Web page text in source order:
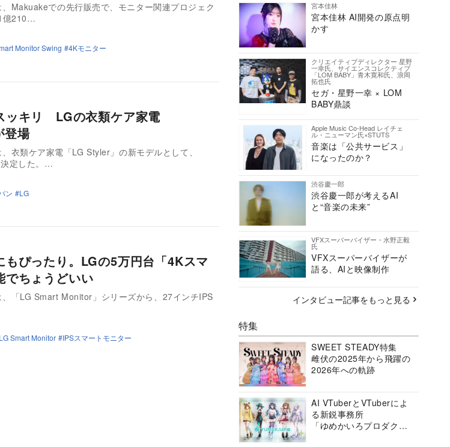
Makuakeでの先行販売で、モニター関連プロジェク
億210…
Monitor Swing 4Kモニター
ッキリ LGの衣類ケア家電
登場
衣類ケア家電「LG Styler」の新モデルとして、
決定した。…
ン LG
もぴったり。LGの5万円台「4Kスマ
でちょうどいい
「LG Smart Monitor」シリーズから、27インチIPS
LG Smart Monitor IPSスマートモニター
宮本佳林
宮本佳林 AI開発の原点明
かす
クリエイティブディレクター 星野
一幸氏、サイエンスコレクティブ
「LOM BABY」青木寛和氏、浪岡
拓也氏
セガ・星野一幸 × LOM
BABY鼎談
Apple Music Co-Head レイチェ
ル・ニューマン氏×STUTS
音楽は「公共サービス」
になったのか？
渋谷慶一郎
渋谷慶一郎が考えるAI
と“音楽の未来”
VFXスーパーバイザー・水野正毅
氏
VFXスーパーバイザーが
語る、AIと映像制作
インタビュー記事をもっと見る
特集
SWEET STEADY特集
雌伏の2025年から飛躍の
2026年への軌跡
AI VTuberとVTuberによ
る新鋭事務所
「ゆめかいろプロダクシ